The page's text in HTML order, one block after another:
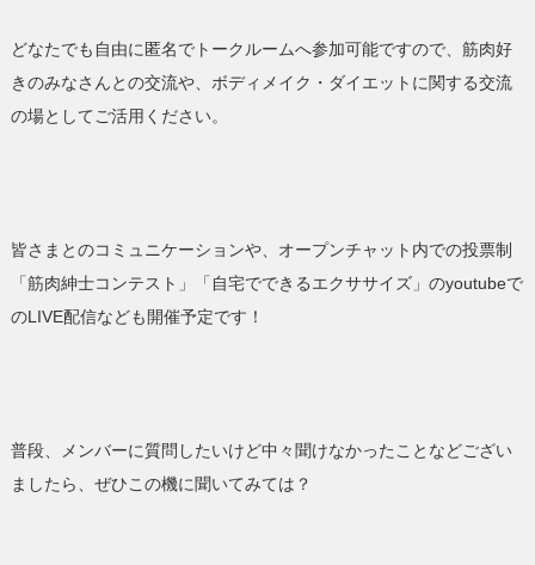
どなたでも自由に匿名でトークルームへ参加可能ですので、筋肉好
きのみなさんとの交流や、ボディメイク・ダイエットに関する交流
の場としてご活用ください。
皆さまとのコミュニケーションや、オープンチャット内での投票制
「筋肉紳士コンテスト」「自宅でできるエクササイズ」のyoutubeで
のLIVE配信なども開催予定です！
普段、メンバーに質問したいけど中々聞けなかったことなどござい
ましたら、ぜひこの機に聞いてみては？